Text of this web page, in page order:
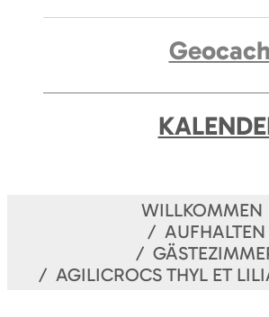
WILLKOMMEN
AUFHALTEN
AGILICROCS THYL ET